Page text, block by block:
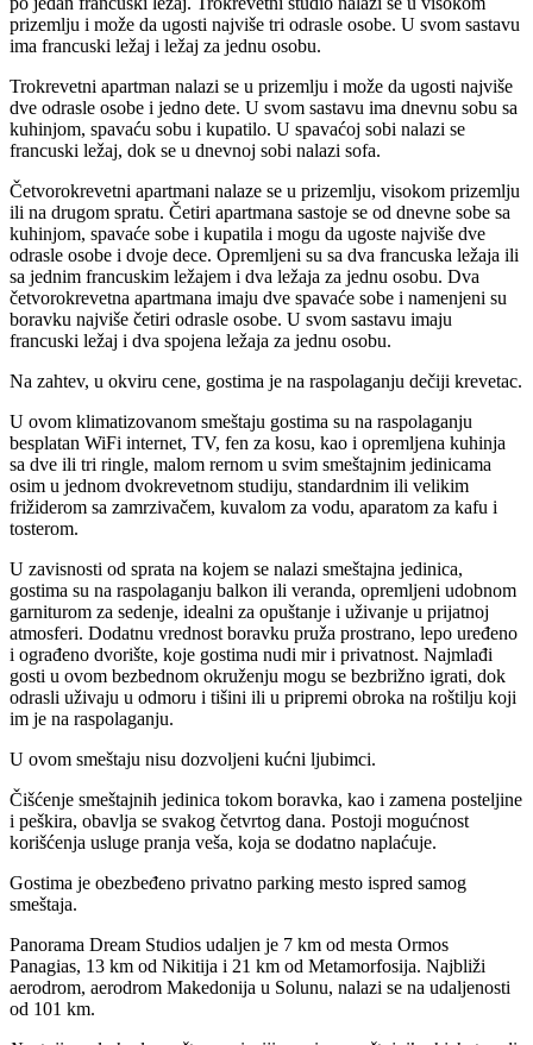
prizemlju i može da ugosti najviše tri odrasle osobe. U svom sastavu
ima francuski ležaj i ležaj za jednu osobu.
Trokrevetni apartman nalazi se u prizemlju i može da ugosti najviše
dve odrasle osobe i jedno dete. U svom sastavu ima dnevnu sobu sa
kuhinjom, spavaću sobu i kupatilo. U spavaćoj sobi nalazi se
francuski ležaj, dok se u dnevnoj sobi nalazi sofa.
Četvorokrevetni apartmani nalaze se u prizemlju, visokom prizemlju
ili na drugom spratu. Četiri apartmana sastoje se od dnevne sobe sa
kuhinjom, spavaće sobe i kupatila i mogu da ugoste najviše dve
odrasle osobe i dvoje dece. Opremljeni su sa dva francuska ležaja ili
sa jednim francuskim ležajem i dva ležaja za jednu osobu. Dva
četvorokrevetna apartmana imaju dve spavaće sobe i namenjeni su
boravku najviše četiri odrasle osobe. U svom sastavu imaju
francuski ležaj i dva spojena ležaja za jednu osobu.
Na zahtev, u okviru cene, gostima je na raspolaganju dečiji krevetac.
U ovom klimatizovanom smeštaju gostima su na raspolaganju
besplatan WiFi internet, TV, fen za kosu, kao i opremljena kuhinja
sa dve ili tri ringle, malom rernom u svim smeštajnim jedinicama
osim u jednom dvokrevetnom studiju, standardnim ili velikim
frižiderom sa zamrzivačem, kuvalom za vodu, aparatom za kafu i
tosterom.
U zavisnosti od sprata na kojem se nalazi smeštajna jedinica,
gostima su na raspolaganju balkon ili veranda, opremljeni udobnom
garniturom za sedenje, idealni za opuštanje i uživanje u prijatnoj
atmosferi. Dodatnu vrednost boravku pruža prostrano, lepo uređeno
i ograđeno dvorište, koje gostima nudi mir i privatnost. Najmlađi
gosti u ovom bezbednom okruženju mogu se bezbrižno igrati, dok
odrasli uživaju u odmoru i tišini ili u pripremi obroka na roštilju koji
im je na raspolaganju.
U ovom smeštaju nisu dozvoljeni kućni ljubimci.
Čišćenje smeštajnih jedinica tokom boravka, kao i zamena posteljine
i peškira, obavlja se svakog četvrtog dana. Postoji mogućnost
korišćenja usluge pranja veša, koja se dodatno naplaćuje.
Gostima je obezbeđeno privatno parking mesto ispred samog
smeštaja.
Panorama Dream Studios udaljen je 7 km od mesta Ormos
Panagias, 13 km od Nikitija i 21 km od Metamorfosija. Najbliži
aerodrom, aerodrom Makedonija u Solunu, nalazi se na udaljenosti
od 101 km.